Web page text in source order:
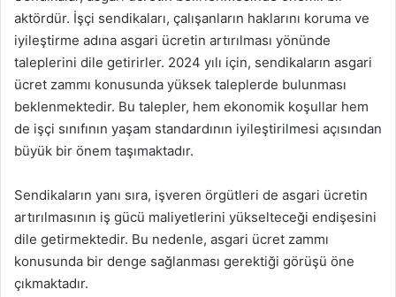
aktördür. İşçi sendikaları, çalışanların haklarını koruma ve
iyileştirme adına asgari ücretin artırılması yönünde
taleplerini dile getirirler. 2024 yılı için, sendikaların asgari
ücret zammı konusunda yüksek taleplerde bulunması
beklenmektedir. Bu talepler, hem ekonomik koşullar hem
de işçi sınıfının yaşam standardının iyileştirilmesi açısından
büyük bir önem taşımaktadır.
Sendikaların yanı sıra, işveren örgütleri de asgari ücretin
artırılmasının iş gücü maliyetlerini yükselteceği endişesini
dile getirmektedir. Bu nedenle, asgari ücret zammı
konusunda bir denge sağlanması gerektiği görüşü öne
çıkmaktadır.